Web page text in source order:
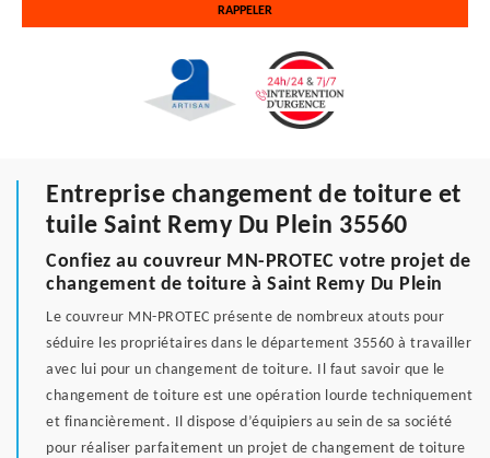
Entreprise changement de toiture et
tuile Saint Remy Du Plein 35560
Confiez au couvreur MN-PROTEC votre projet de
changement de toiture à Saint Remy Du Plein
Le couvreur MN-PROTEC présente de nombreux atouts pour
séduire les propriétaires dans le département 35560 à travailler
avec lui pour un changement de toiture. Il faut savoir que le
changement de toiture est une opération lourde techniquement
et financièrement. Il dispose d’équipiers au sein de sa société
pour réaliser parfaitement un projet de changement de toiture